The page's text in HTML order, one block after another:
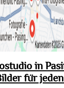
in
für